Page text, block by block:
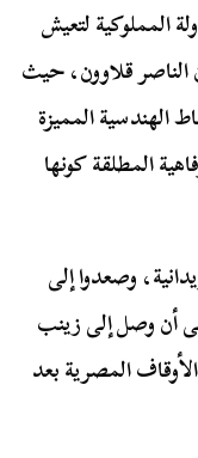
المملوكية لتعيش
الناصر قلاوون، حيث
المميزة
المطلقة كونها
وصعدوا إلى
أن وصل إلى زينب
المصرية بعد